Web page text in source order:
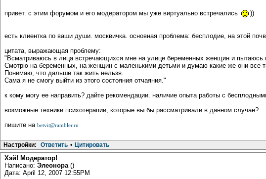
привет. с этим форумом и его модератором мы уже виртуально встречались ))
есть клиентка по ваши души. москвичка. основная проблема: бесплодие, на этой
цитата, выражающая проблему:
"Всматриваюсь в лица встречающихся мне на улице беременных женщин и пытаюсь
Смотрю на беременных, на женщин с маленькими детьми и думаю какие же они все-
Понимаю, что дальше так жить нельзя.
Сама я не смогу выйти из этого состояния отчаяния."
к кому могу ее направить? дайте рекомендации. наличие опыта работы с
возможные техники психотерапии, которые вы бы рассматривали в данном случае?
пишите на betvit@rambler.ru
Настройки: Ответить • Цитировать
Хэй! Модератор!
Написано: Элеонора ()
Дата: April 12, 2007 12:55PM